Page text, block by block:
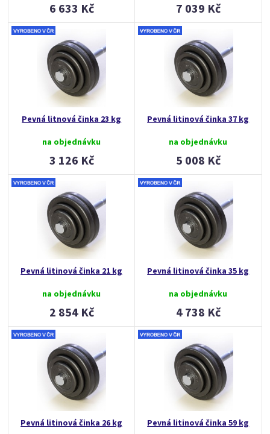
6 633 Kč 7 039 Kč
Pevná litnová činka 23 kg
na objednávku
3 126 Kč
Pevná litinová činka 37 kg
na objednávku
5 008 Kč
Pevná litinová činka 21 kg
na objednávku
2 854 Kč
Pevná litinová činka 35 kg
na objednávku
4 738 Kč
Pevná litinová činka 26 kg Pevná litinová činka 59 kg